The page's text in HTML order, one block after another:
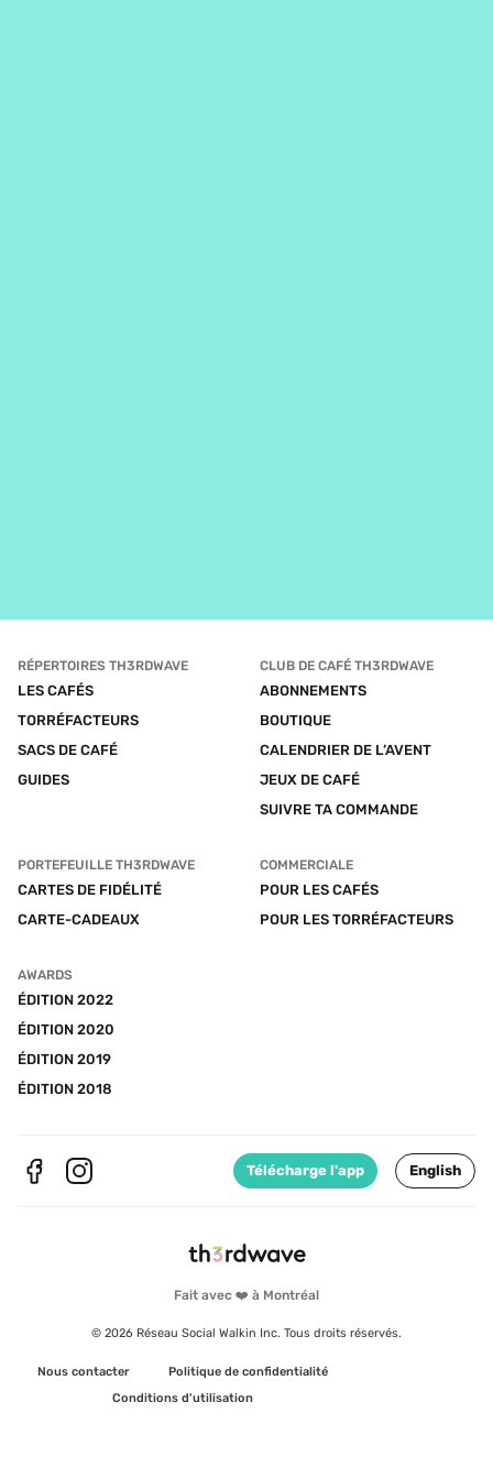
Fait avec ❤️ à Montréal
© 2026 Réseau Social Walkin Inc. Tous droits réservés.
Nous contacter
Politique de confidentialité
Conditions d'utilisation
RÉPERTOIRES TH3RDWAVE
LES CAFÉS
TORRÉFACTEURS
SACS DE CAFÉ
GUIDES
CLUB DE CAFÉ TH3RDWAVE
ABONNEMENTS
BOUTIQUE
CALENDRIER DE L’AVENT
JEUX DE CAFÉ
SUIVRE TA COMMANDE
PORTEFEUILLE TH3RDWAVE
CARTES DE FIDÉLITÉ
CARTE-CADEAUX
COMMERCIALE
POUR LES CAFÉS
POUR LES TORRÉFACTEURS
AWARDS
ÉDITION 2022
ÉDITION 2020
ÉDITION 2019
ÉDITION 2018
Télécharge l'app English